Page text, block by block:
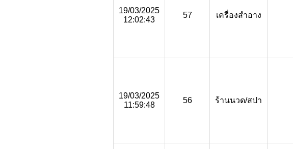
19/03/2025
12:02:43
57 เครื่องสำอาง
19/03/2025
11:59:48
56 ร้านนวด/สปา